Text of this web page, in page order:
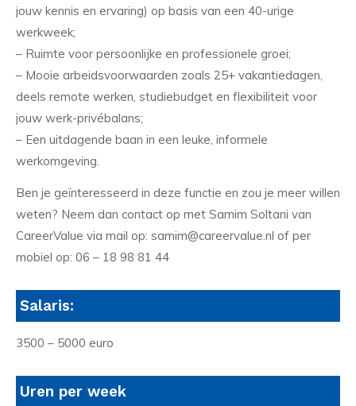
jouw kennis en ervaring) op basis van een 40-urige
werkweek;
– Ruimte voor persoonlijke en professionele groei;
– Mooie arbeidsvoorwaarden zoals 25+ vakantiedagen,
deels remote werken, studiebudget en flexibiliteit voor
jouw werk-privébalans;
– Een uitdagende baan in een leuke, informele
werkomgeving.
Ben je geïnteresseerd in deze functie en zou je meer willen
weten? Neem dan contact op met Samim Soltani van
CareerValue via mail op: samim@careervalue.nl of per
mobiel op: 06 – 18 98 81 44
Salaris:
3500 – 5000 euro
Uren per week